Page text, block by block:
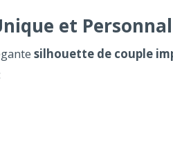
et
silhouette de couple